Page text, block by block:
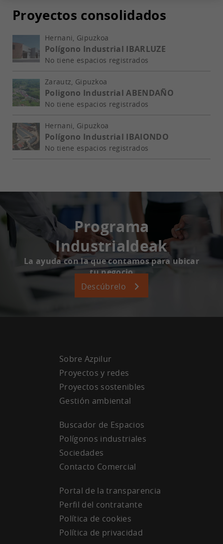
Proyectos consolidados
Hernani, Gipuzkoa
Polígono Industrial IBARLUZE
No tiene espacios registrados
Zarautz, Gipuzkoa
Poligono Industrial ABENDAÑO
No tiene espacios registrados
Hernani, Gipuzkoa
Polígono Industrial IBAIONDO
No tiene espacios registrados
Programa
Industrialdeak
La ayuda con la que contamos para ubicar
tu negocio
Descúbrelo
Sobre Azpilur
Proyectos y redes
Proyectos sostenibles
Gestión ambiental
Buscador de Espacios
Polígonos industriales
Sociedades
Contacto Comercial
Portal de la transparencia
Perfil del contratante
Política de cookies
Política de privacidad